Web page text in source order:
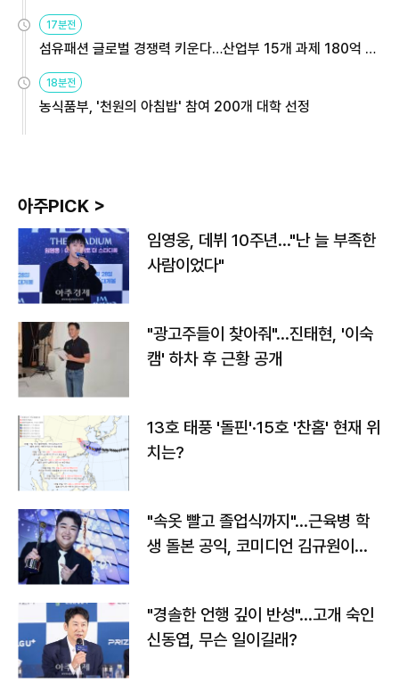
17분전
섬유패션 글로벌 경쟁력 키운다…산업부 15개 과제 180억 지
18분전
농식품부, '천원의 아침밥' 참여 200개 대학 선정
아주PICK >
임영웅, 데뷔 10주년…"난 늘 부족한
사람이었다"
"광고주들이 찾아줘"…진태현, '이숙
캠' 하차 후 근황 공개
13호 태풍 '돌핀'·15호 '찬홈' 현재 위
치는?
"속옷 빨고 졸업식까지"…근육병 학
생 돌본 공익, 코미디언 김규원이었
"경솔한 언행 깊이 반성"…고개 숙인
신동엽, 무슨 일이길래?